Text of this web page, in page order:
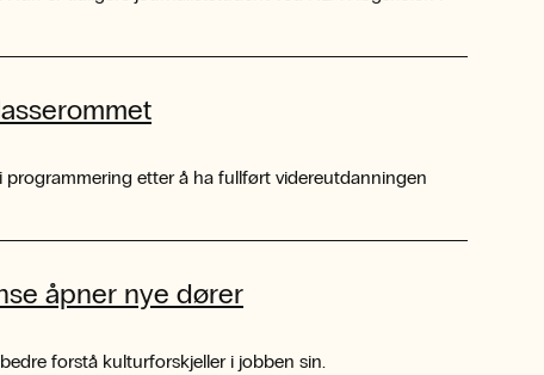
etter å ha fullført videreutdanningen
åpner nye dører
forstå kulturforskjeller i jobben sin.